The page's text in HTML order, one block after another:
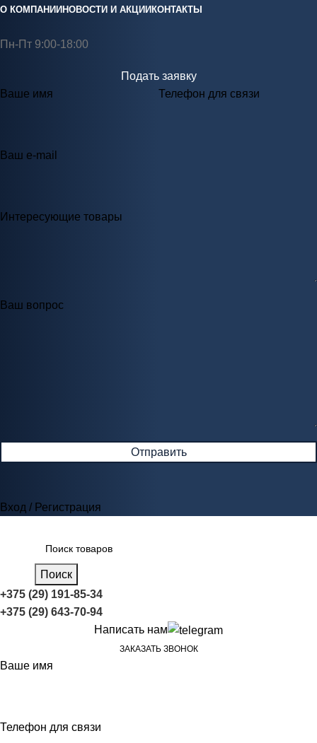
О КОМПАНИИ НОВОСТИ И АКЦИИ КОНТАКТЫ
Пн-Пт 9:00-18:00
Подать заявку
Ваше имя
Телефон для связи
Ваш e-mail
Интересующие товары
Ваш вопрос
Вход / Регистрация
Поиск
+375 (29) 191-85-34
+375 (29) 643-70-94
Написать нам
ЗАКАЗАТЬ ЗВОНОК
Ваше имя
Телефон для связи